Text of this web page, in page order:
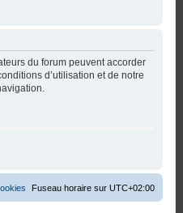
du forum peuvent accorder
d’utilisation et de notre
Fuseau horaire sur UTC+02:00